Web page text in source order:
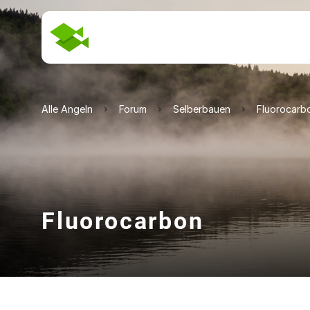
Alle Angeln Forum Selberbauen
Fluorocarbon